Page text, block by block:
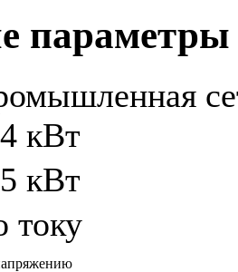
параметры
кВт
кВт
току